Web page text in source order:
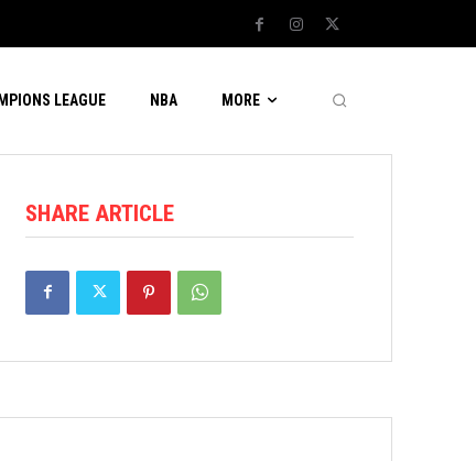
LEAGUE NBA MORE
SHARE ARTICLE